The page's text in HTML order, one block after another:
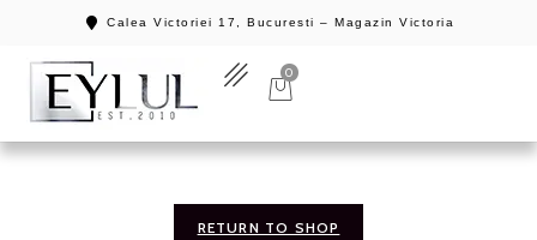
Calea Victoriei 17, Bucuresti – Magazin Victoria
0
RETURN TO SHOP